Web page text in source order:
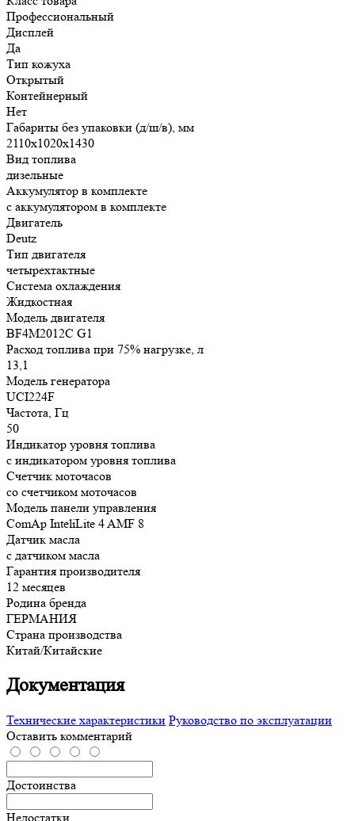
Профессиональный
Дисплей
Да
Тип кожуха
Открытый
Контейнерный
Нет
Габариты без упаковки (д/ш/в), мм
2110х1020х1430
Вид топлива
дизельные
Аккумулятор в комплекте
с аккумулятором в комплекте
Двигатель
Deutz
Тип двигателя
четырехтактные
Система охлаждения
Жидкостная
Модель двигателя
BF4M2012C G1
Расход топлива при 75% нагрузке, л
13,1
Модель генератора
UCI224F
Частота, Гц
50
Индикатор уровня топлива
с индикатором уровня топлива
Счетчик моточасов
со счетчиком моточасов
Модель панели управления
ComAp InteliLite 4 AMF 8
Датчик масла
с датчиком масла
Гарантия производителя
12 месяцев
Родина бренда
ГЕРМАНИЯ
Страна производства
Китай/Китайские
Документация
Технические характеристики Руководство по эксплуатации
Оставить комментарий
Достоинства
Недостатки